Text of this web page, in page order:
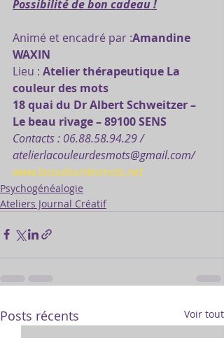
Possibilité de bon cadeau !
Animé et encadré par :Amandine
WAXIN
Lieu : Atelier thérapeutique La
couleur des mots
18 quai du Dr Albert Schweitzer –
Le beau rivage – 89100 SENS
Contacts : 06.88.58.94.29 /
atelierlacouleurdesmots@gmail.com/
www.lacouleurdesmots.net
Psychogénéalogie
Ateliers Journal Créatif
Posts récents Voir tout